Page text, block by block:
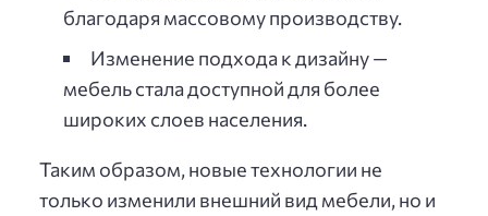
благодаря массовому производству.
Изменение подхода к дизайну —
мебель стала доступной для более
широких слоев населения.
Таким образом, новые технологии не
только изменили внешний вид мебели, но и